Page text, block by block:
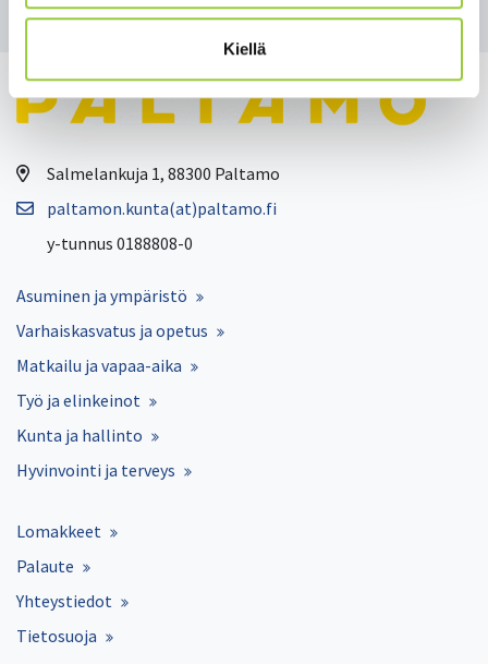
Kiellä
Salmelankuja 1, 88300 Paltamo
paltamon.kunta(at)paltamo.fi
y-tunnus 0188808-0
Asuminen ja ympäristö
Varhaiskasvatus ja opetus
Matkailu ja vapaa-aika
Työ ja elinkeinot
Kunta ja hallinto
Hyvinvointi ja terveys
Lomakkeet
Palaute
Yhteystiedot
Tietosuoja